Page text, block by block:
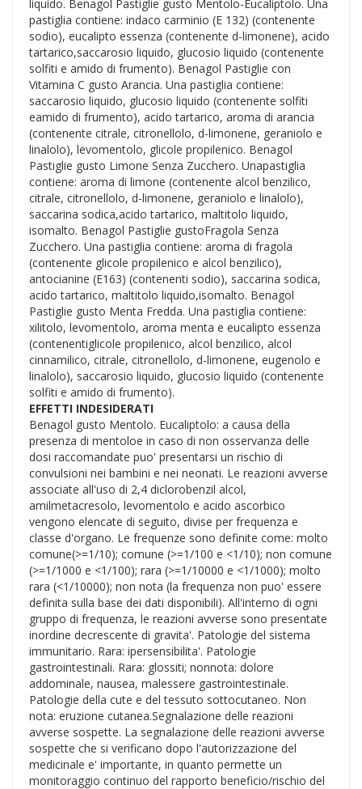
liquido. Benagol Pastiglie gusto Mentolo-Eucaliptolo. Una
pastiglia contiene: indaco carminio (E 132) (contenente
sodio), eucalipto essenza (contenente d-limonene), acido
tartarico,saccarosio liquido, glucosio liquido (contenente
solfiti e amido di frumento). Benagol Pastiglie con
Vitamina C gusto Arancia. Una pastiglia contiene:
saccarosio liquido, glucosio liquido (contenente solfiti
eamido di frumento), acido tartarico, aroma di arancia
(contenente citrale, citronellolo, d-limonene, geraniolo e
linalolo), levomentolo, glicole propilenico. Benagol
Pastiglie gusto Limone Senza Zucchero. Unapastiglia
contiene: aroma di limone (contenente alcol benzilico,
citrale, citronellolo, d-limonene, geraniolo e linalolo),
saccarina sodica,acido tartarico, maltitolo liquido,
isomalto. Benagol Pastiglie gustoFragola Senza
Zucchero. Una pastiglia contiene: aroma di fragola
(contenente glicole propilenico e alcol benzilico),
antocianine (E163) (contenenti sodio), saccarina sodica,
acido tartarico, maltitolo liquido,isomalto. Benagol
Pastiglie gusto Menta Fredda. Una pastiglia contiene:
xilitolo, levomentolo, aroma menta e eucalipto essenza
(contenentiglicole propilenico, alcol benzilico, alcol
cinnamilico, citrale, citronellolo, d-limonene, eugenolo e
linalolo), saccarosio liquido, glucosio liquido (contenente
solfiti e amido di frumento).
EFFETTI INDESIDERATI
Benagol gusto Mentolo. Eucaliptolo: a causa della
presenza di mentoloe in caso di non osservanza delle
dosi raccomandate puo' presentarsi un rischio di
convulsioni nei bambini e nei neonati. Le reazioni avverse
associate all'uso di 2,4 diclorobenzil alcol,
amilmetacresolo, levomentolo e acido ascorbico
vengono elencate di seguito, divise per frequenza e
classe d'organo. Le frequenze sono definite come: molto
comune(>=1/10); comune (>=1/100 e <1/10); non comune
(>=1/1000 e <1/100); rara (>=1/10000 e <1/1000); molto
rara (<1/10000); non nota (la frequenza non puo' essere
definita sulla base dei dati disponibili). All'interno di ogni
gruppo di frequenza, le reazioni avverse sono presentate
inordine decrescente di gravita'. Patologie del sistema
immunitario. Rara: ipersensibilita'. Patologie
gastrointestinali. Rara: glossiti; nonnota: dolore
addominale, nausea, malessere gastrointestinale.
Patologie della cute e del tessuto sottocutaneo. Non
nota: eruzione cutanea.Segnalazione delle reazioni
avverse sospette. La segnalazione delle reazioni avverse
sospette che si verificano dopo l'autorizzazione del
medicinale e' importante, in quanto permette un
monitoraggio continuo del rapporto beneficio/rischio del